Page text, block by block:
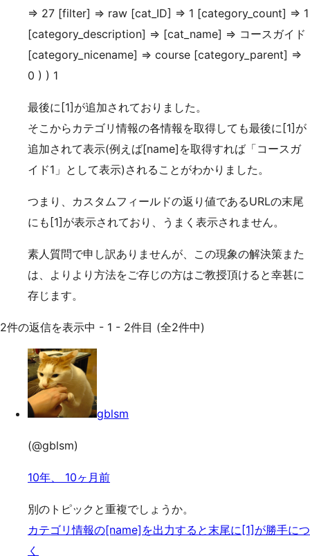
=> 27 [filter] => raw [cat_ID] => 1 [category_count] => 1
[category_description] => [cat_name] => コースガイド
[category_nicename] => course [category_parent] =>
0 ) ) 1
最後に[1]が追加されておりました。
そこからカテゴリ情報の各情報を取得しても最後に[1]が
追加されて表示(例えば[name]を取得すれば「コースガ
イド1」として表示)されることがわかりました。
つまり、カスタムフィールドの返り値であるURLの末尾
にも[1]が表示されており、うまく表示されません。
素人質問で申し訳ありませんが、この現象の解決策また
は、よりより方法をご存じの方はご教授頂けると幸甚に
存じます。
2件の返信を表示中 - 1 - 2件目 (全2件中)
gblsm
(@gblsm)
10年、 10ヶ月前
別のトピックと重複でしょうか。
カテゴリ情報の[name]を出力すると末尾に[1]が勝手につ
く